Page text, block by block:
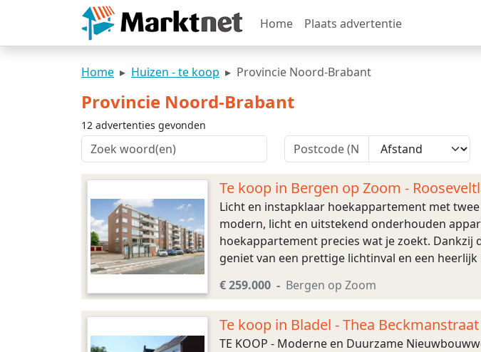
Home Plaats advertentie
Home Huizen - te koop Provincie Noord-Brabant
Provincie Noord-Brabant
12 advertenties gevonden
Te koop in Bergen op Zoom -
Licht en instapklaar hoekappartement met
modern, licht en uitstekend onderhouden
hoekappartement precies wat je zoekt.
geniet van een prettige lichtinval en een
€ 259.000 Bergen op Zoom
Te koop in Bladel - Thea
TE KOOP - Moderne en Duurzame